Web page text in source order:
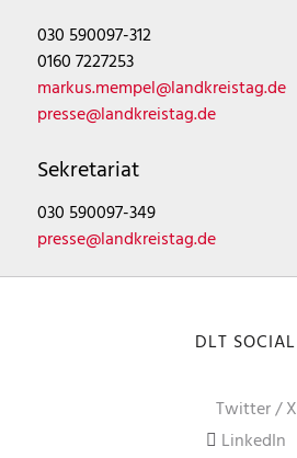
030 590097-312
0160 7227253
markus.mempel@landkreistag.de
presse@landkreistag.de
Sekretariat
030 590097-349
presse@landkreistag.de
DLT SOCIAL
Twitter / X
LinkedIn